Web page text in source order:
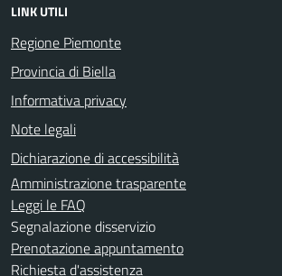
LINK UTILI
Regione Piemonte
Provincia di Biella
Informativa privacy
Note legali
Dichiarazione di accessibilità
Amministrazione trasparente
Leggi le FAQ
Segnalazione disservizio
Prenotazione appuntamento
Richiesta d'assistenza